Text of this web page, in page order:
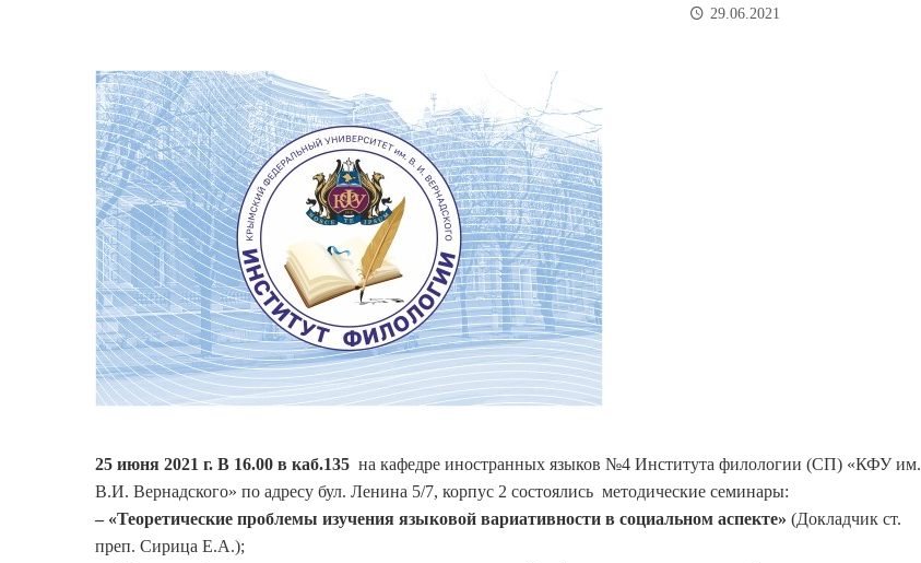
29.06.2021
25 июня 2021 г. В 16.00 в каб.135 на кафедре иностранных языков №4 Института филологии (СП) «КФУ им.
В.И. Вернадского» по адресу бул. Ленина 5/7, корпус 2 состоялись методические семинары:
– «Теоретические проблемы изучения языковой вариативности в социальном аспекте» (Докладчик ст.
преп. Сирица Е.А.);